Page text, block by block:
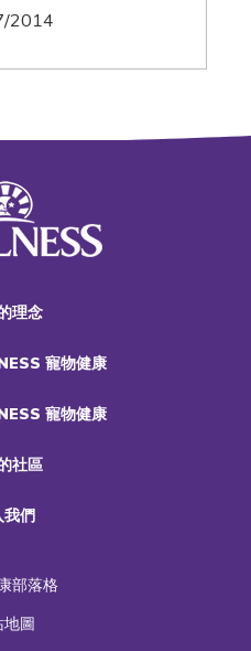
2014
理念
寵物健康
寵物健康
社區
我們
部落格
地圖